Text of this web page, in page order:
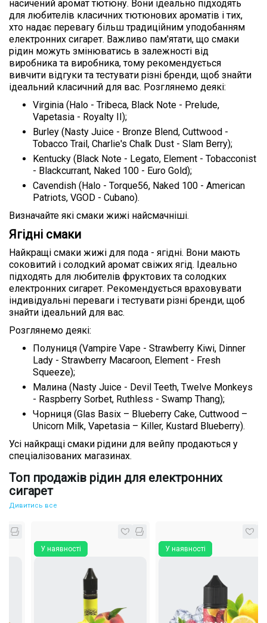
насичений аромат тютюну. Вони ідеально підходять
для любителів класичних тютюнових ароматів і тих,
хто надає перевагу більш традиційним уподобанням
електронних сигарет. Важливо пам'ятати, що смаки
рідин можуть змінюватись в залежності від
виробника та виробника, тому рекомендується
вивчити відгуки та тестувати різні бренди, щоб знайти
ідеальний класичний для вас. Розглянемо деякі:
Virginia (Halo - Tribeca, Black Note - Prelude,
Vapetasia - Royalty II);
Burley (Nasty Juice - Bronze Blend, Cuttwood -
Tobacco Trail, Charlie's Chalk Dust - Slam Berry);
Kentucky (Black Note - Legato, Element - Tobacconist
- Blackcurrant, Naked 100 - Euro Gold);
Cavendish (Halo - Torque56, Naked 100 - American
Patriots, VGOD - Cubano).
Визначайте які смаки жижі найсмачніші.
Ягідні смаки
Найкращі смаки жижі для пода - ягідні. Вони мають
соковитий і солодкий аромат свіжих ягід. Ідеально
підходять для любителів фруктових та солодких
електронних сигарет. Рекомендується враховувати
індивідуальні переваги і тестувати різні бренди, щоб
знайти ідеальний для вас.
Розглянемо деякі:
Полуниця (Vampire Vape - Strawberry Kiwi, Dinner
Lady - Strawberry Macaroon, Element - Fresh
Squeeze);
Малина (Nasty Juice - Devil Teeth, Twelve Monkeys
- Raspberry Sorbet, Ruthless - Swamp Thang);
Чорниця (Glas Basix – Blueberry Cake, Cuttwood –
Unicorn Milk, Vapetasia – Killer, Kustard Blueberry).
Усі найкращі смаки рідини для вейпу продаються у
спеціалізованих магазинах.
Топ продажів рідин для електронних
сигарет
Дивитись все
У наявності У наявності